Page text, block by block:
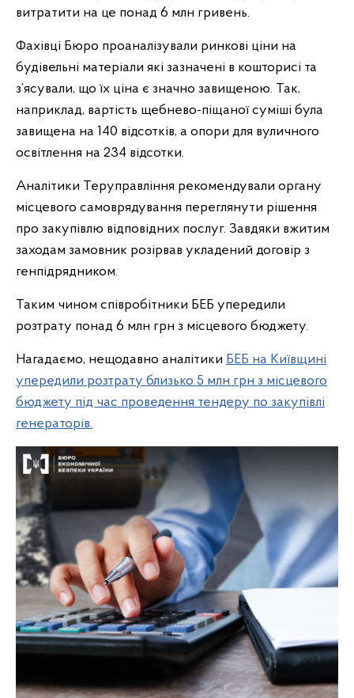
витратити на це понад 6 млн гривень.
Фахівці Бюро проаналізували ринкові ціни на
будівельні матеріали які зазначені в кошторисі та
з’ясували, що їх ціна є значно завищеною. Так,
наприклад, вартість щебнево-піщаної суміші була
завищена на 140 відсотків, а опори для вуличного
освітлення на 234 відсотки.
Аналітики Теруправління рекомендували органу
місцевого самоврядування переглянути рішення
про закупівлю відповідних послуг. Завдяки вжитим
заходам замовник розірвав укладений договір з
генпідрядником.
Таким чином співробітники БЕБ упередили
розтрату понад 6 млн грн з місцевого бюджету.
Нагадаємо, нещодавно аналітики БЕБ на Київщині
упередили розтрату близько 5 млн грн з місцевого
бюджету під час проведення тендеру по закупівлі
генераторів.